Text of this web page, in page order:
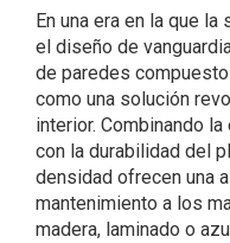
En una era en la que
el diseño de
de paredes
como una solución
interior. Combinando
con la durabilidad del
densidad ofrecen una
mantenimiento a los
madera, laminado o